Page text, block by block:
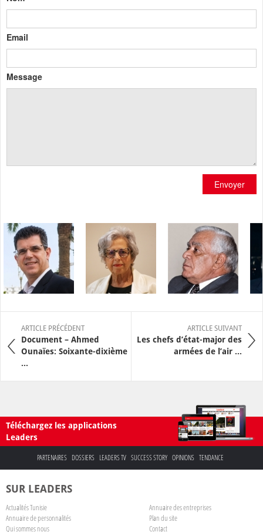
Email
Message
Envoyer
ARTICLE PRÉCÉDENT
Document – Ahmed
Ounaïes: Soixante-dixième
...
ARTICLE SUIVANT
Les chefs d’état-major des
armées de l’air ...
Téléchargez les applications
Leaders
PARTENAIRES DOSSIERS LEADERS TV SUCCESS STORY OPINIONS TENDANCE
SUR LEADERS
Actualités Tunisie
Annuaire des entreprises
Annuaire de personnalités
Plan du site
Qui sommes nous
Contact